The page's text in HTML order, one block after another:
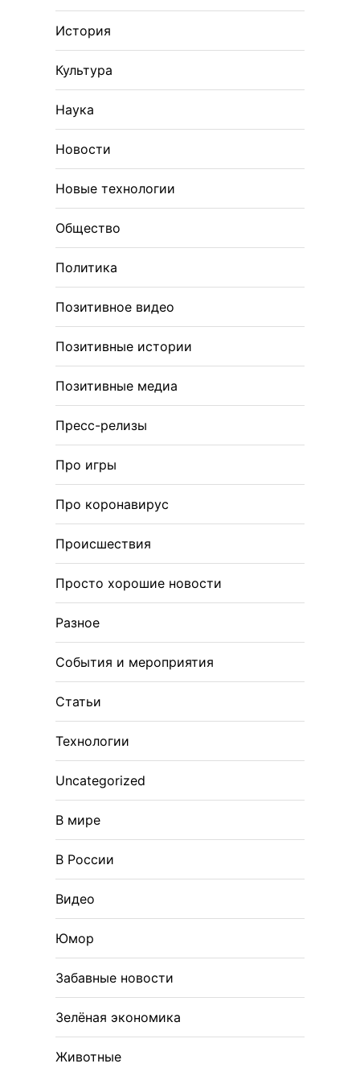
История
Культура
Наука
Новости
Новые технологии
Общество
Политика
Позитивное видео
Позитивные истории
Позитивные медиа
Пресс-релизы
Про игры
Про коронавирус
Происшествия
Просто хорошие новости
Разное
События и мероприятия
Статьи
Технологии
Uncategorized
В мире
В России
Видео
Юмор
Забавные новости
Зелёная экономика
Животные